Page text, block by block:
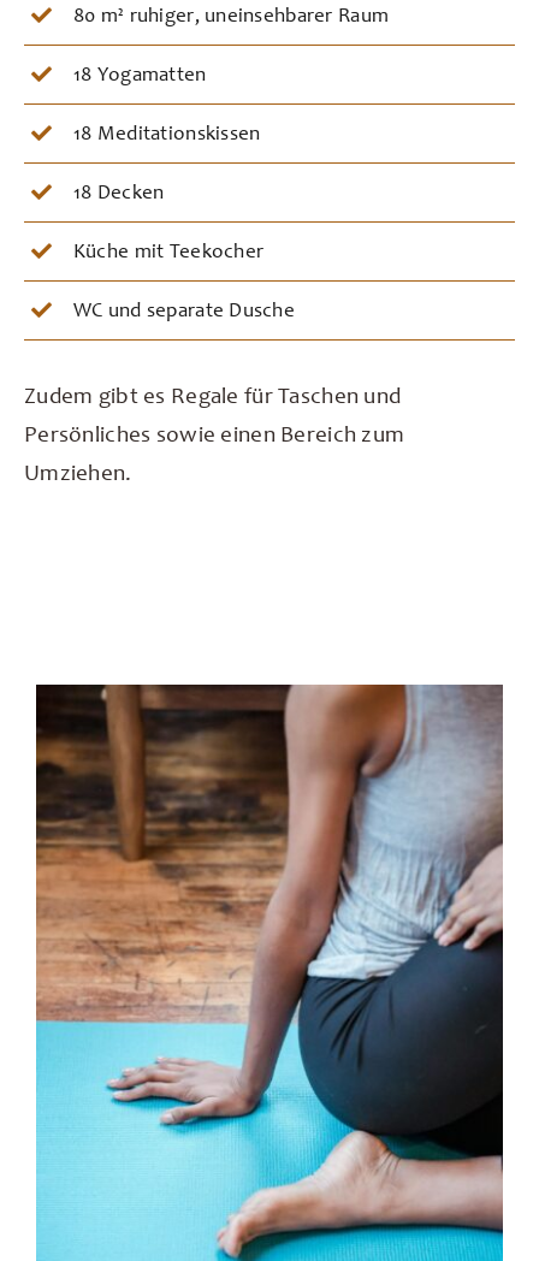
80 m² ruhiger, uneinsehbarer Raum
18 Yogamatten
18 Meditationskissen
18 Decken
Küche mit Teekocher
WC und separate Dusche
Zudem gibt es Regale für Taschen und
Persönliches sowie einen Bereich zum
Umziehen.